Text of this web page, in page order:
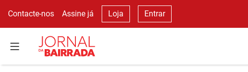
Contacte-nos Assine já Loja Entrar